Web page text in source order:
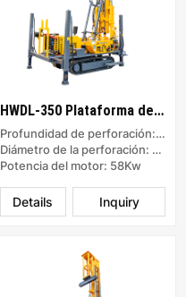
HWDL-350 Plataforma de Perforación de Barro/Aire
Profundidad de perforación: 300m
Diámetro de la perforación: 75-350mm
Potencia del motor: 58Kw
Inquiry
Details